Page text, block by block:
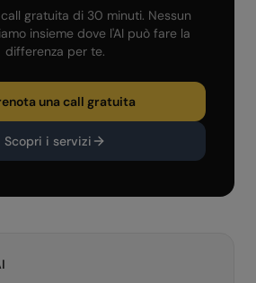
gratuita di 30 minuti. Nessun
insieme dove l'AI può fare la
differenza per te.
una call gratuita
Scopri i servizi